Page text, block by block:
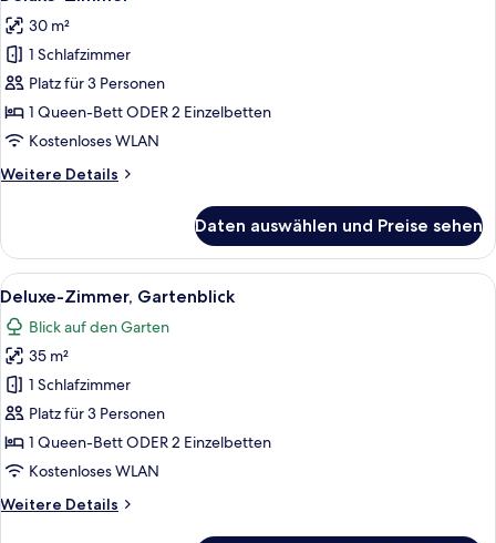
Fotos
für
Deluxe-
Zimmer
anzeigen
30 m²
1 Schlafzimmer
Platz für 3 Personen
1 Queen-Bett ODER 2 Einzelbetten
Kostenloses WLAN
Weitere Details
Weitere
Zimmer
Daten auswählen und Preise sehen
Alle
Fotos
für
Deluxe-
Zimmer,
Gartenblick
anzeigen
Ein Hotelzimmer mit einem großen
5
Deluxe-Zimmer, Gartenblick
Blick auf den Garten
35 m²
1 Schlafzimmer
Platz für 3 Personen
1 Queen-Bett ODER 2 Einzelbetten
Kostenloses WLAN
Weitere Details
Weitere